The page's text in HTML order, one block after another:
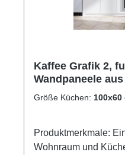
Kaffee Grafik 2,
Wandpaneele
Küchenrückwand
Größe Küchen: 100x60
Produktmerkmale: Einsetzbar in Bad,
Wohnraum und